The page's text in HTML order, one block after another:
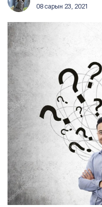
08 сарын 23, 2021